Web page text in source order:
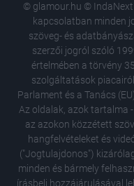
© glamour.hu ©
kapcsolatban minden
szöveg- és
szerzői jogról szóló
értelmében a törvény
szolgáltatások
Parlament és a Tanács
Az oldalak, azok tartalma
az azokon közzétett
hangfelvételeket és
("Jogtulajdonos")
minden és bármely
írásbeli hozzájárulásával